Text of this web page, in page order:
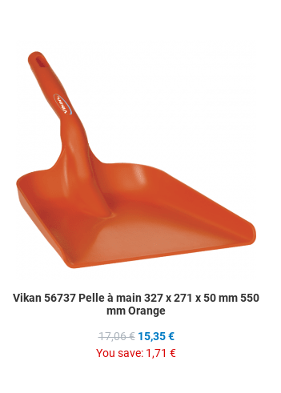
Add to Wishlist
Add to Compare
Vikan 56737 Pelle à main 327 x 271 x 50 mm 550
mm Orange
17,06 € 15,35 €
You save: 1,71 €